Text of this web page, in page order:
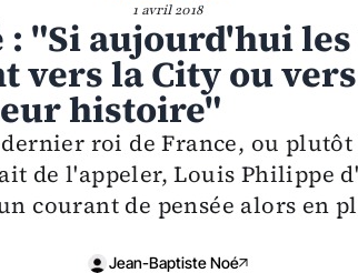
1 avril 2018
: "Si aujourd'hui
la City ou vers
histoire"
dernier roi de France, ou
de l'appeler, Louis Philippe
courant de pensée alors en
Jean-Baptiste Noé